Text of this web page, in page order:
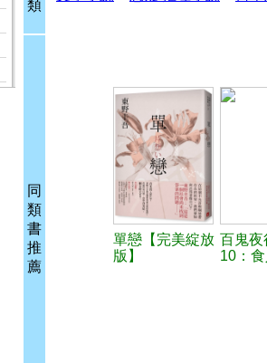
類
同
類
書
推
薦
單戀【完美綻放
版】
百鬼夜
10：